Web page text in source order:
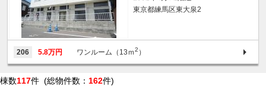
東京都練馬区東大泉2
206 5.8万円 ワンルーム（13ｍ2 ）
棟数117件 (総物件数： 162件)